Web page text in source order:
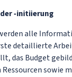
-initiierung
alle
detaillierte
das Budget
sowie